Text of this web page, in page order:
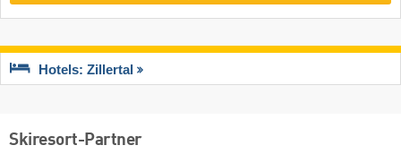
Hotels: Zillertal
Skiresort-Partner